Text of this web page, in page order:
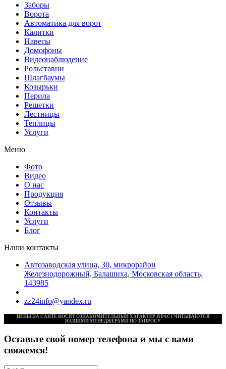
Заборы
Ворота
Автоматика для ворот
Калитки
Навесы
Домофоны
Видеонаблюдение
Рольставни
Шлагбаумы
Козырьки
Перила
Решетки
Лестницы
Теплицы
Услуги
Меню
Фото
Видео
О нас
Продукция
Отзывы
Контакты
Услуги
Блог
Наши контакты
Автозаводская улица, 30, микрорайон
Железнодорожный, Балашиха, Московская область,
143985
zz24info@yandex.ru
ЦЕНЫ НА САЙТЕ НОСЯТ ОЗНАКОМИТЕЛЬНЫЙ ХАРАКТЕР И РАССЧИТЫВАЮТСЯ
НАШИМИ МЕНЕДЖЕРАМИ ПО ЗАПРОСУ
Оставьте свой номер телефона и мы с вами
свяжемся!